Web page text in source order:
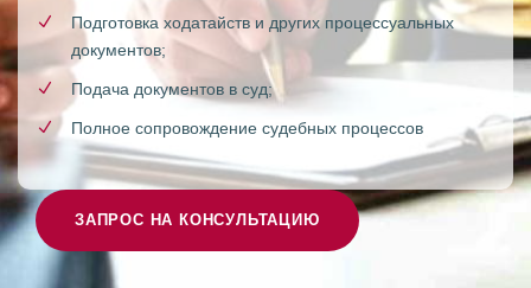
Подготовка ходатайств и других процессуальных
документов;
Подача документов в суд;
Полное сопровождение судебных процессов
ЗАПРОС НА КОНСУЛЬТАЦИЮ